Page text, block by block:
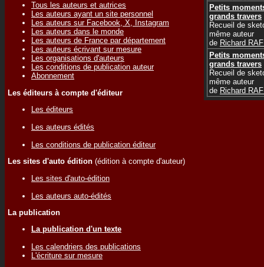
Tous les auteurs et autrices
Les auteurs ayant un site personnel
Les auteurs sur Facebook, X, Instagram
Les auteurs dans le monde
Les auteurs de France par département
Les auteurs écrivant sur mesure
Les organisations d'auteurs
Les conditions de publication auteur
Abonnement
Les éditeurs à compte d'éditeur
Les éditeurs
Les auteurs édités
Les conditions de publication éditeur
Les sites d'auto édition (édition à compte d'auteur)
Les sites d'auto-édition
Les auteurs auto-édités
La publication
La publication d'un texte
Les calendriers des publications
L'écriture sur mesure
Petits
grands travers
Recueil de
même auteur
de Richard
Petits
grands travers
Recueil de
même auteur
de Richard